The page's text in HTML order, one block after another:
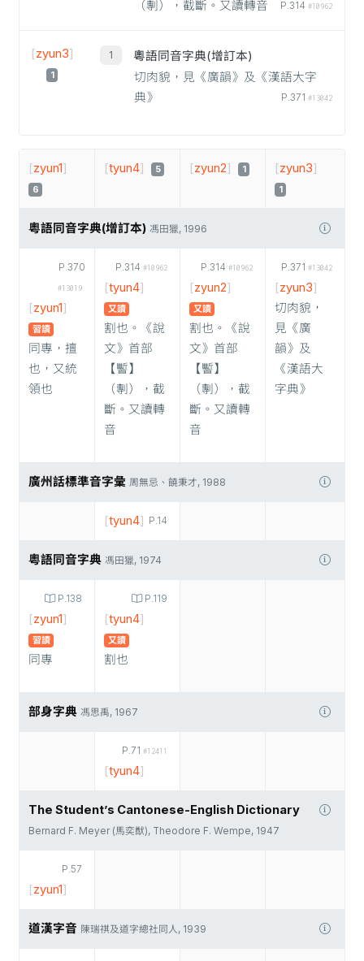
（剸），截斷。又讀轉音
P.314 #10962
[zyun3]
1
粵語同音字典(增訂本)
切肉貌，見《廣韻》及《漢語大字
典》
P.371 #13042
[zyun1]
6
[tyun4] 5 [zyun2] 1 [zyun3]
1
粵語同音字典(增訂本) 馮田獵, 1996
P.370
#13019
[zyun1]
習讀
同專，擅
也，又統
領也
P.314 #10962
[tyun4]
又讀
割也。《說
文》首部
【𩠹】
（剸），截
斷。又讀轉
音
P.314 #10962
[zyun2]
又讀
割也。《說
文》首部
【𩠹】
（剸），截
斷。又讀轉
音
P.371 #13042
[zyun3]
切肉貌，
見《廣
韻》及
《漢語大
字典》
廣州話標準音字彙 周無忌、饒秉才, 1988
P.14
[tyun4]
粵語同音字典 馮田獵, 1974
P.138
[zyun1]
習讀
同專
P.119
[tyun4]
又讀
割也
部身字典 馮思禹, 1967
P.71 #12411
[tyun4]
The Student’s Cantonese-English Dictionary
Bernard F. Meyer (馬奕猷), Theodore F. Wempe, 1947
P.57
[zyun1]
道漢字音 陳瑞祺及道字總社同人, 1939